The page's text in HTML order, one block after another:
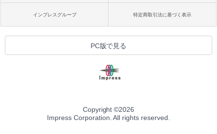
インプレスグループ 特定商取引法に基づく表示
PC版で見る
Copyright ©2026
Impress Corporation. All rights reserved.